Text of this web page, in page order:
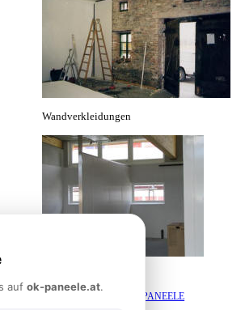
Wandverkleidungen
GLASBORD-GFK-PANEELE
auf ok-paneele.at.